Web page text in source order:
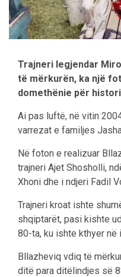
Trajneri legjendar
të mërkurën, ka një
domethënie për
Ai pas luftë, në vitin
varrezat e familjes
Në foton e realizuar
trajneri Ajet Shosholli,
Xhoni dhe i ndjeri Fadil
Trajneri kroat ishte
shqiptarët, pasi kishte
80-ta, ku ishte kthyer në
Bllazheviq vdiq të
ditë para ditëlindjes së